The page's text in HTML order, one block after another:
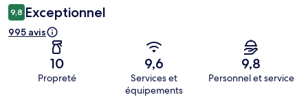
9,8 Exceptionnel
995 avis
10
Propreté
9,6
Services et
équipements
9,8
Personnel et service